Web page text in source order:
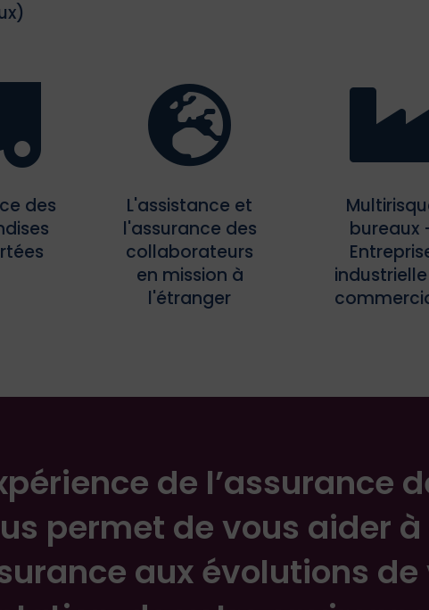
des

L'assistance et
l'assurance des
collaborateurs
en mission à
l'étranger
bureaux
de l’assurance
permet de vous aider
aux évolutions